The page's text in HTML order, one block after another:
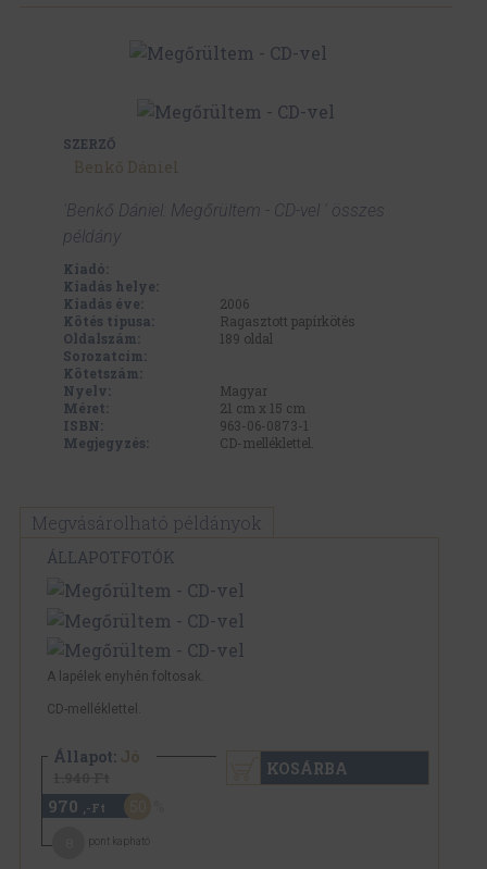
SZERZŐ
Benkő Dániel
'Benkő Dániel: Megőrültem - CD-vel ' összes
példány
Kiadó:
Kiadás helye:
Kiadás éve:
2006
Kötés típusa:
Ragasztott papírkötés
Oldalszám:
189 oldal
Sorozatcím:
Kötetszám:
Nyelv:
Magyar
Méret:
21 cm x 15 cm
ISBN:
963-06-0873-1
Megjegyzés:
CD-melléklettel.
Megvásárolható példányok
ÁLLAPOTFOTÓK
A lapélek enyhén foltosak.
CD-melléklettel.
Állapot: Jó
970 ,-Ft
pont kapható
KOSÁRBA